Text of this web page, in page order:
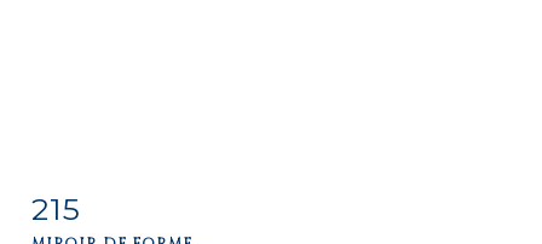
Item detail
215